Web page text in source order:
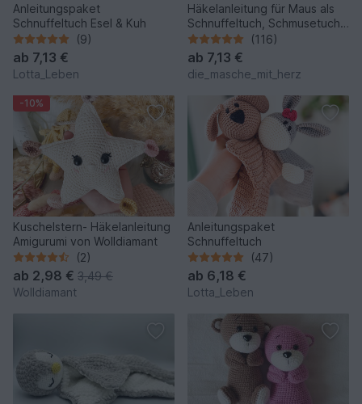
Anleitungspaket
Schnuffeltuch Esel & Kuh
(9)
ab 7,13 €
Lotta_Leben
Häkelanleitung für Maus als
Schnuffeltuch, Schmusetuch
häkeln, Maus häkeln
(116)
ab 7,13 €
die_masche_mit_herz
-10%
Kuschelstern- Häkelanleitung
Amigurumi von Wolldiamant
(2)
ab 2,98 € 3,49 €
Wolldiamant
Anleitungspaket
Schnuffeltuch
(47)
ab 6,18 €
Lotta_Leben